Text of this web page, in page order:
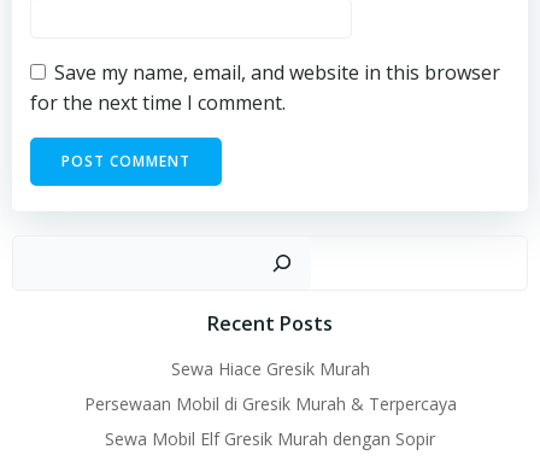
Save my name, email, and website in this browser
for the next time I comment.
Recent Posts
Sewa Hiace Gresik Murah
Persewaan Mobil di Gresik Murah & Terpercaya
Sewa Mobil Elf Gresik Murah dengan Sopir